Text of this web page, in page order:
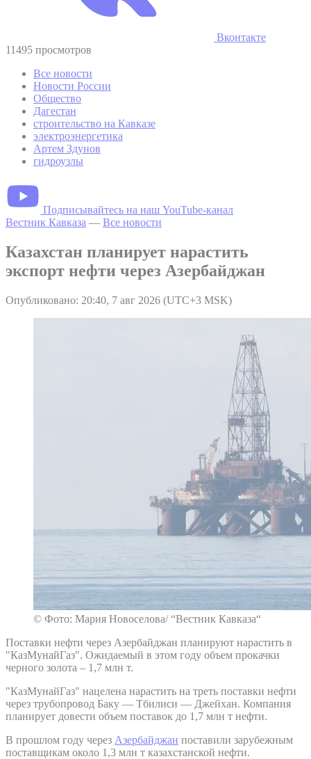
Вконтакте
11495 просмотров
Все новости
Новости России
Общество
Дагестан
строительство на Кавказе
электроэнергетика
Артем Здунов
гидроузлы
Подписывайтесь на наш YouTube-канал
Вестник Кавказа — Все новости
Казахстан планирует нарастить
экспорт нефти через Азербайджан
Опубликовано: 20:40, 7 авг 2026 (UTC+3 MSK)
© Фото: Мария Новоселова/ “Вестник Кавказа“
Поставки нефти через Азербайджан планируют нарастить в
"КазМунайГаз". Ожидаемый в этом году объем прокачки
черного золота – 1,7 млн т.
"КазМунайГаз" нацелена нарастить на треть поставки нефти
через трубопровод Баку — Тбилиси — Джейхан. Компания
планирует довести объем поставок до 1,7 млн т нефти.
В прошлом году через Азербайджан поставили зарубежным
поставщикам около 1,3 млн т казахстанской нефти.